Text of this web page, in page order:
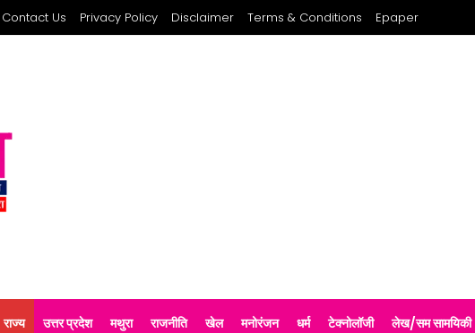
Contact Us Privacy Policy Disclaimer Terms & Conditions Epaper
राज्य उत्तर प्रदेश मथुरा राजनीति खेल मनोरंजन धर्म टेक्नोलॉजी लेख/सम सामयिकी